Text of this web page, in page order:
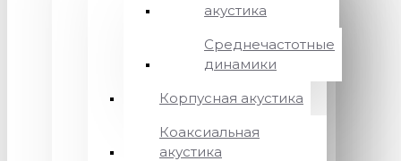
акустика
Среднечастотные
динамики
Корпусная акустика
Коаксиальная
акустика